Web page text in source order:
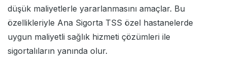
düşük maliyetlerle yararlanmasını amaçlar. Bu
özellikleriyle Ana Sigorta TSS özel hastanelerde
uygun maliyetli sağlık hizmeti çözümleri ile
sigortalıların yanında olur.